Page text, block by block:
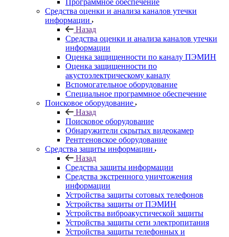
Программное обеспечение
Средства оценки и анализа каналов утечки
информации
Назад
Средства оценки и анализа каналов утечки
информации
Оценка защищенности по каналу ПЭМИН
Оценка защищенности по
акустоэлектрическому каналу
Вспомогательное оборудование
Специальное программное обеспечение
Поисковое оборудование
Назад
Поисковое оборудование
Обнаружители скрытых видеокамер
Рентгеновское оборудование
Средства защиты информации
Назад
Средства защиты информации
Средства экстренного уничтожения
информации
Устройства защиты сотовых телефонов
Устройства защиты от ПЭМИН
Устройства виброакустической защиты
Устройства защиты сети электропитания
Устройства защиты телефонных и